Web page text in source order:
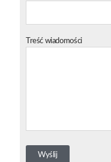
Treść wiadomości